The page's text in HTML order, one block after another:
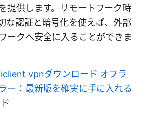
提供します。リモートワーク時
な認証と暗号化を使えば、外部
ークへ安全に入ることができま
vpnダウンロード オフラ
ー：最新版を確実に手に入れる